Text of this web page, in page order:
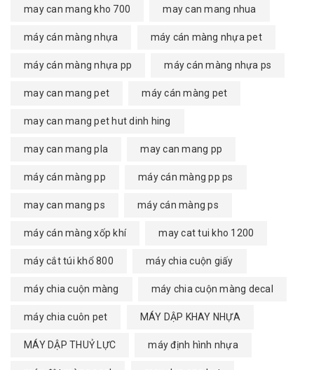
may can mang kho 700 may can mang nhua
máy cán màng nhựa máy cán màng nhựa pet
máy cán màng nhựa pp máy cán màng nhựa ps
may can mang pet máy cán màng pet
may can mang pet hut dinh hing
may can mang pla may can mang pp
máy cán màng pp máy cán màng pp ps
may can mang ps máy cán màng ps
máy cán màng xốp khí may cat tui kho 1200
máy cắt túi khổ 800 máy chia cuộn giấy
máy chia cuộn màng máy chia cuộn màng decal
máy chia cuôn pet MÁY DẬP KHAY NHỰA
MÁY DẬP THUỶ LỰC máy định hình nhựa